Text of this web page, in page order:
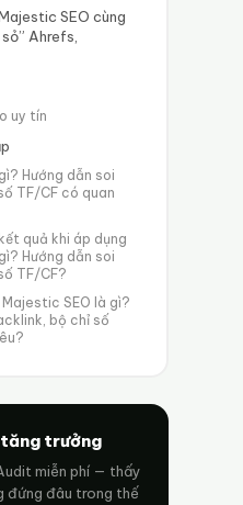
SEO cùng
Ahrefs,
uy tín
Hướng dẫn soi
TF/CF có quan
quả khi áp dụng
Hướng dẫn soi
TF/CF?
SEO là gì?
bộ chỉ số
trưởng
miễn phí — thấy
đứng đâu trong thế